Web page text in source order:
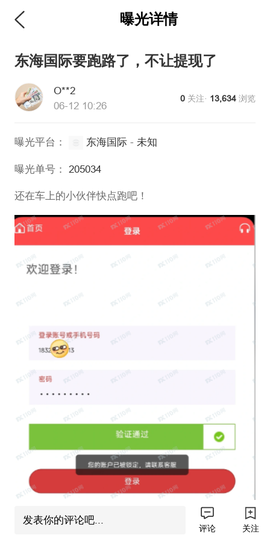
曝光详情
东海国际要跑路了，不让提现了
O**2
06-12 10:26
0 关注· 13,634 浏览
曝光平台： 东海国际- 未知
曝光单号： 205034
还在车上的小伙伴快点跑吧！
发表你的评论吧...
评论 关注